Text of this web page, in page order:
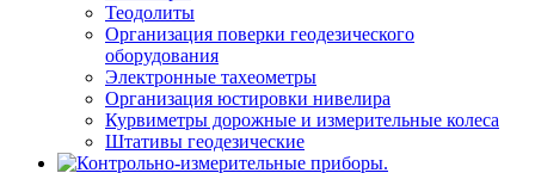
Теодолиты
Организация поверки геодезического
оборудования
Электронные тахеометры
Организация юстировки нивелира
Курвиметры дорожные и измерительные колеса
Штативы геодезические